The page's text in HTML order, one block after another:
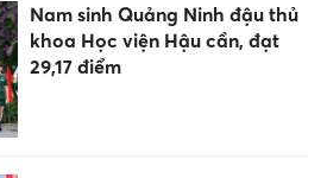
Nam sinh Quảng Ninh đậu thủ
khoa Học viện Hậu cần, đạt
29,17 điểm